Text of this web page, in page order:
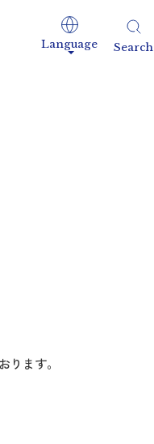
Language Search
ます。